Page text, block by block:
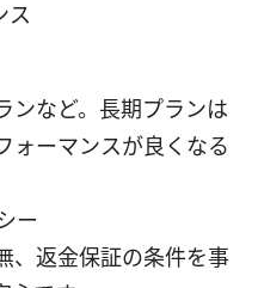
ス
ンなど。長期プランは
ォーマンスが良くなる
ー
、返金保証の条件を事